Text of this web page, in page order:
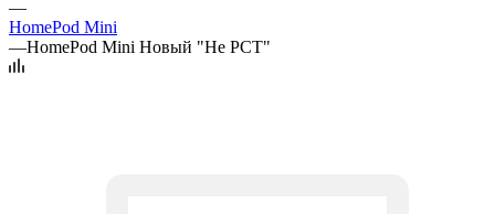
—
HomePod Mini
—HomePod Mini Новый "Не РСТ"